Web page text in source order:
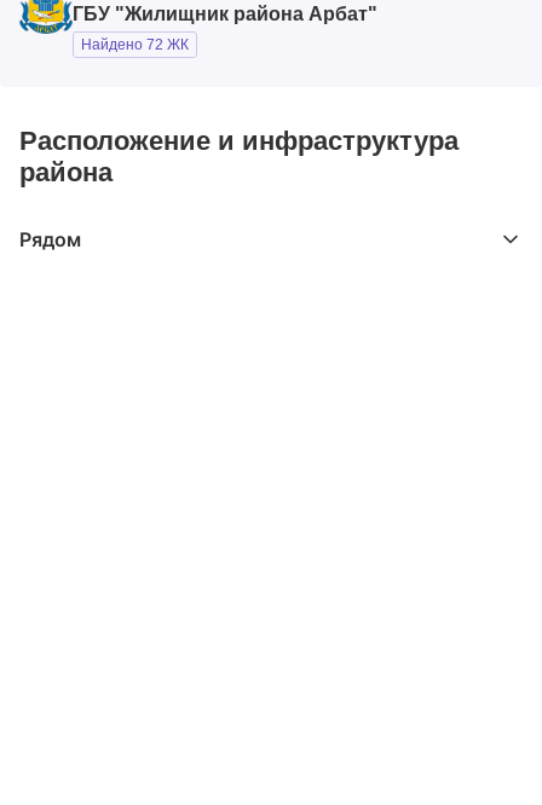
ГБУ "Жилищник района Арбат"
Найдено 72 ЖК
Расположение и инфраструктура
района
Рядом